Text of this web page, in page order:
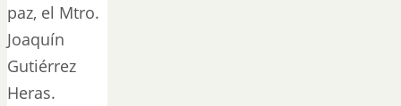
paz, el Mtro.
Joaquín
Gutiérrez
Heras.